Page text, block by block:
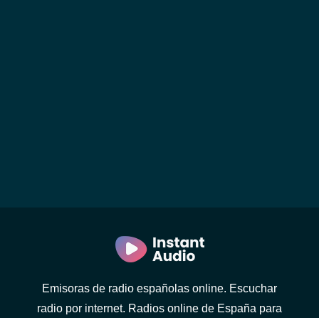
Emisoras de radio españolas online. Escuchar
radio por internet. Radios online de España para